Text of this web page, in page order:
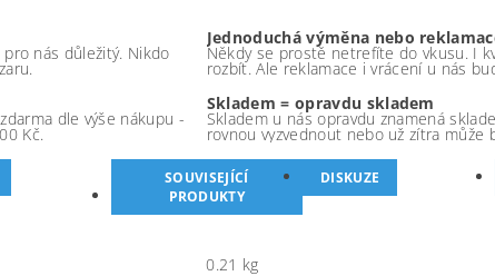
nás důležitý. Nikdo
Jednoduchá výměna nebo
Někdy se prostě netrefíte do vkusu. I
rozbít. Ale reklamace i vrácení u nás
dle výše nákupu -
Kč.
Skladem = opravdu skladem
Skladem u nás opravdu znamená
rovnou vyzvednout nebo už zítra může
SOUVISEJÍCÍ
PRODUKTY
DISKUZE
0.21 kg